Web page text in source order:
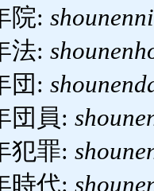
院:
法:
団:
団員:
犯罪:
時代: